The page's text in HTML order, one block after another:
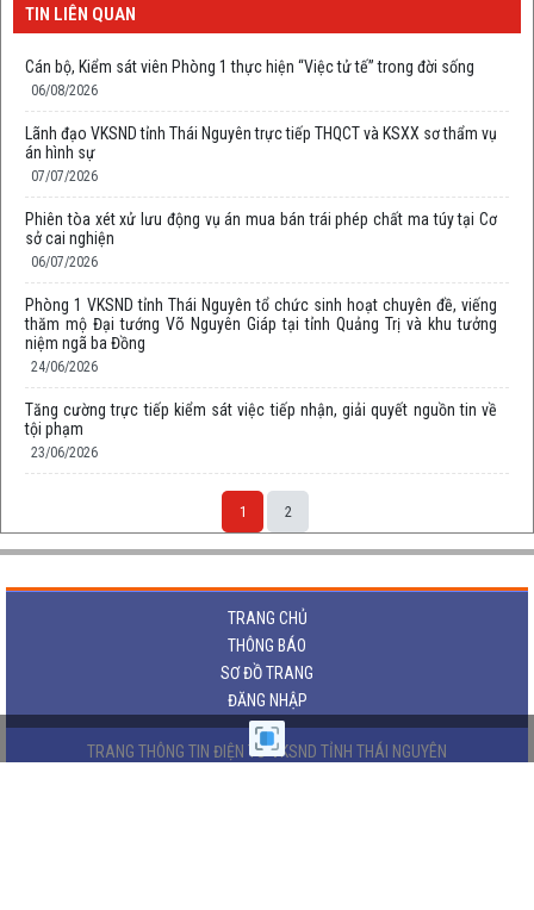
TIN LIÊN QUAN
Cán bộ, Kiểm sát viên Phòng 1 thực hiện “Việc tử tế” trong đời sống
06/08/2026
Lãnh đạo VKSND tỉnh Thái Nguyên trực tiếp THQCT và KSXX sơ thẩm vụ
án hình sự
07/07/2026
Phiên tòa xét xử lưu động vụ án mua bán trái phép chất ma túy tại Cơ
sở cai nghiện
06/07/2026
Phòng 1 VKSND tỉnh Thái Nguyên tổ chức sinh hoạt chuyên đề, viếng
thăm mộ Đại tướng Võ Nguyên Giáp tại tỉnh Quảng Trị và khu tưởng
niệm ngã ba Đồng
24/06/2026
Tăng cường trực tiếp kiểm sát việc tiếp nhận, giải quyết nguồn tin về
tội phạm
23/06/2026
1 2
TRANG CHỦ
THÔNG BÁO
SƠ ĐỒ TRANG
ĐĂNG NHẬP
TRANG THÔNG TIN ĐIỆN TỬ VKSND TỈNH THÁI NGUYÊN